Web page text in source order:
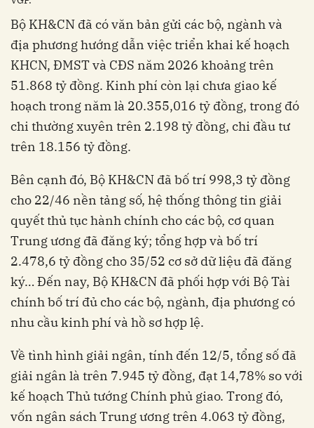
Bộ KH&CN đã có văn bản gửi các bộ, ngành và
địa phương hướng dẫn việc triển khai kế hoạch
KHCN, ĐMST và CĐS năm 2026 khoảng trên
51.868 tỷ đồng. Kinh phí còn lại chưa giao kế
hoạch trong năm là 20.355,016 tỷ đồng, trong đó
chi thường xuyên trên 2.198 tỷ đồng, chi đầu tư
trên 18.156 tỷ đồng.
Bên cạnh đó, Bộ KH&CN đã bố trí 998,3 tỷ đồng
cho 22/46 nền tảng số, hệ thống thông tin giải
quyết thủ tục hành chính cho các bộ, cơ quan
Trung ương đã đăng ký; tổng hợp và bố trí
2.478,6 tỷ đồng cho 35/52 cơ sở dữ liệu đã đăng
ký… Đến nay, Bộ KH&CN đã phối hợp với Bộ Tài
chính bố trí đủ cho các bộ, ngành, địa phương có
nhu cầu kinh phí và hồ sơ hợp lệ.
Về tình hình giải ngân, tính đến 12/5, tổng số đã
giải ngân là trên 7.945 tỷ đồng, đạt 14,78% so với
kế hoạch Thủ tướng Chính phủ giao. Trong đó,
vốn ngân sách Trung ương trên 4.063 tỷ đồng,